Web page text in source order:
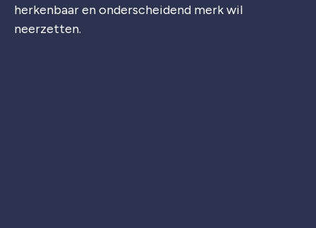
herkenbaar en onderscheidend merk wil
neerzetten.